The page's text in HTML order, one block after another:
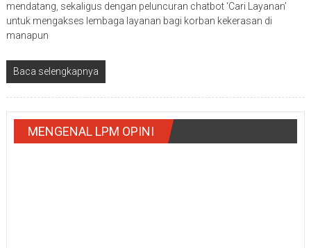
mendatang, sekaligus dengan peluncuran chatbot ‘Cari Layanan’
untuk mengakses lembaga layanan bagi korban kekerasan di
manapun
Baca selengkapnya
MENGENAL LPM OPINI